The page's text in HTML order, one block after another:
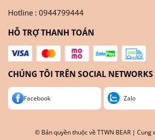
Hotline : 0944799444
HỖ TRỢ THANH TOÁN
CHÚNG TÔI TRÊN SOCIAL NETWORKS
Facebook Zalo
© Bản quyền thuộc về TTWN BEAR | Cung